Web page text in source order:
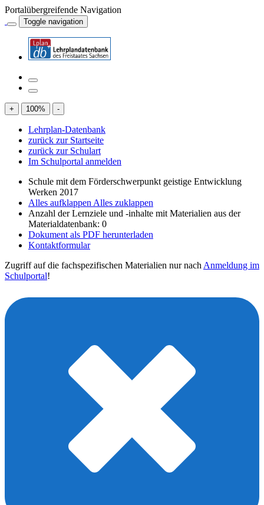
Portalübergreifende Navigation
Toggle navigation
+ 100% -
Lehrplan-Datenbank
zurück zur Startseite
zurück zur Schulart
Im Schulportal anmelden
Schule mit dem Förderschwerpunkt geistige Entwicklung
Werken 2017
Alles aufklappen Alles zuklappen
Anzahl der Lernziele und -inhalte mit Materialien aus der
Materialdatenbank: 0
Dokument als PDF herunterladen
Kontaktformular
Zugriff auf die fachspezifischen Materialien nur nach Anmeldung im
Schulportal!